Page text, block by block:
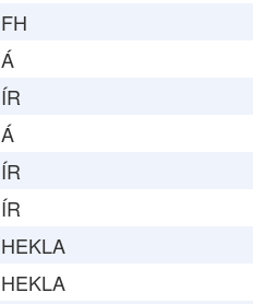
FH
Á
ÍR
Á
ÍR
ÍR
HEKLA
HEKLA